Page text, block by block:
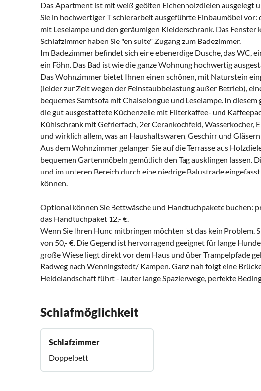
Das Apartment ist mit weiß geölten Eichenholzdielen ausgelegt
Sie in hochwertiger Tischlerarbeit ausgeführte Einbaumöbel
mit Leselampe und den geräumigen Kleiderschrank. Das Fenster
Schlafzimmer haben Sie "en suite" Zugang zum Badezimmer.
Im Badezimmer befindet sich eine ebenerdige Dusche, das WC,
ein Föhn. Das Bad ist wie die ganze Wohnung hochwertig
Das Wohnzimmer bietet Ihnen einen schönen, mit Naturstein
(leider zur Zeit wegen der Feinstaubbelastung außer Betrieb),
bequemes Samtsofa mit Chaiselongue und Leselampe. In
die gut ausgestattete Küchenzeile mit Filterkaffee- und
Kühlschrank mit Gefrierfach, 2er Cerankochfeld, Wasserkocher,
und wirklich allem, was an Haushaltswaren, Geschirr und
Aus dem Wohnzimmer gelangen Sie auf die Terrasse aus
bequemen Gartenmöbeln gemütlich den Tag ausklingen lassen.
und im unteren Bereich durch eine niedrige Balustrade
können.
Optional können Sie Bettwäsche und Handtuchpakete buchen:
das Handtuchpaket 12,- €.
Wenn Sie Ihren Hund mitbringen möchten ist das kein Problem.
von 50,- €. Die Gegend ist hervorragend geeignet für lange
große Wiese liegt direkt vor dem Haus und über Trampelpfade
Radweg nach Wenningstedt/ Kampen. Ganz nah folgt eine
Heidelandschaft führt - lauter lange Spazierwege, perfekte
Schlafmöglichkeit
Schlafzimmer
Doppelbett